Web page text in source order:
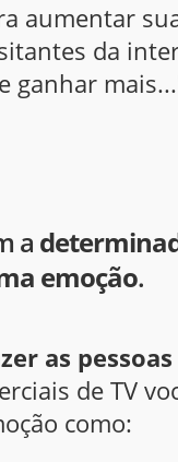
aumentar
da
ganhar
a
emoção.
as
de TV
como: